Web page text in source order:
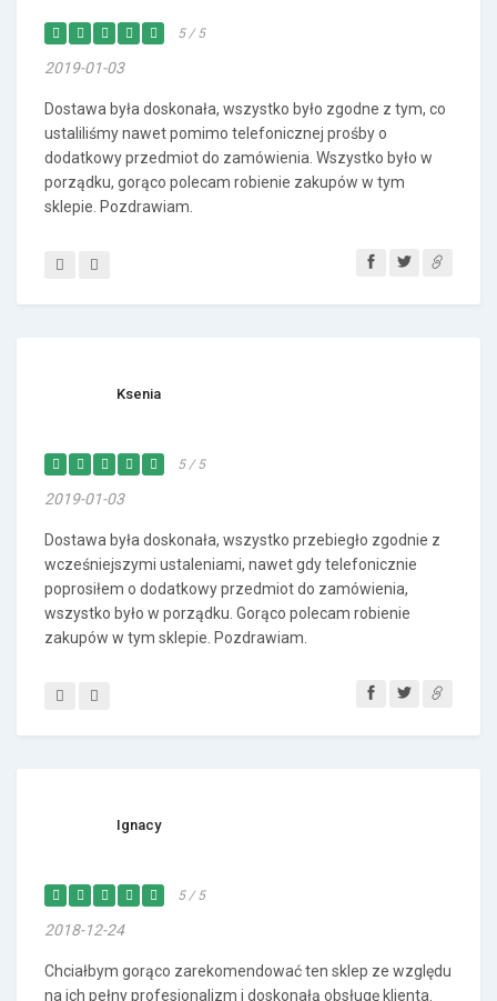
5 / 5
2019-01-03
Dostawa była doskonała, wszystko było zgodne z tym, co
ustaliliśmy nawet pomimo telefonicznej prośby o
dodatkowy przedmiot do zamówienia. Wszystko było w
porządku, gorąco polecam robienie zakupów w tym
sklepie. Pozdrawiam.
Ksenia
5 / 5
2019-01-03
Dostawa była doskonała, wszystko przebiegło zgodnie z
wcześniejszymi ustaleniami, nawet gdy telefonicznie
poprosiłem o dodatkowy przedmiot do zamówienia,
wszystko było w porządku. Gorąco polecam robienie
zakupów w tym sklepie. Pozdrawiam.
Ignacy
5 / 5
2018-12-24
Chciałbym gorąco zarekomendować ten sklep ze względu
na ich pełny profesjonalizm i doskonałą obsługę klienta.